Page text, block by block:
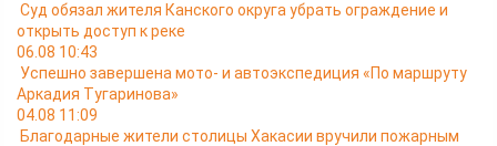
Суд обязал жителя Канского округа убрать ограждение и
открыть доступ к реке
06.08 10:43
Успешно завершена мото- и автоэкспедиция «По маршруту
Аркадия Тугаринова»
04.08 11:09
Благодарные жители столицы Хакасии вручили пожарным